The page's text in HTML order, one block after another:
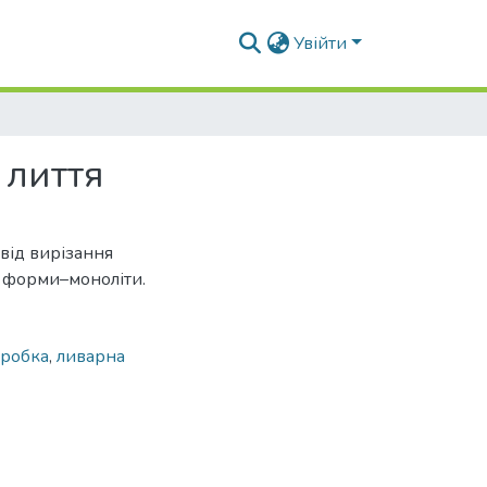
Увійти
вирізання
форми–моноліти.
, ливарна